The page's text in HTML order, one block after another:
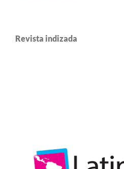
Revista indizada